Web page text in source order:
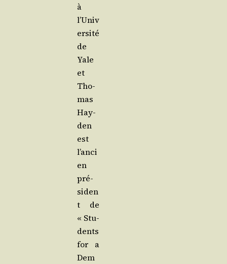
à
l’Univ
ersité
de
Yale
et
Tho­
mas
Hay­
den
est
l’anci
en
pré­
siden
t de
« Stu­
dents
for a
Dem